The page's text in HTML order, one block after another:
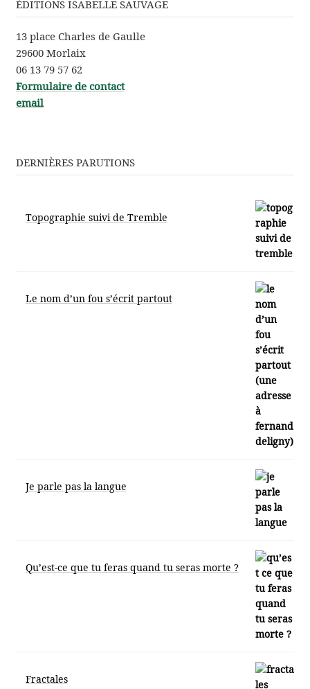
ÉDITIONS ISABELLE SAUVAGE
13 place Charles de Gaulle
29600 Morlaix
06 13 79 57 62
Formu­laire de contact
email
DERNIÈRES PARUTIONS
Topographie suivi de Tremble
Le nom d’un fou s’écrit partout
Je parle pas la langue
Qu’est-ce que tu feras quand tu seras morte ?
Fractales